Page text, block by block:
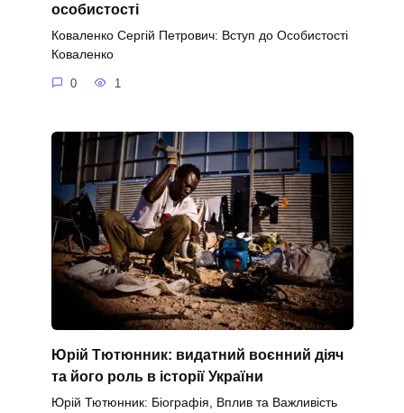
особистості
Коваленко Сергій Петрович: Вступ до Особистості
Коваленко
0 1
Юрій Тютюнник: видатний воєнний діяч
та його роль в історії України
Юрій Тютюнник: Біографія, Вплив та Важливість